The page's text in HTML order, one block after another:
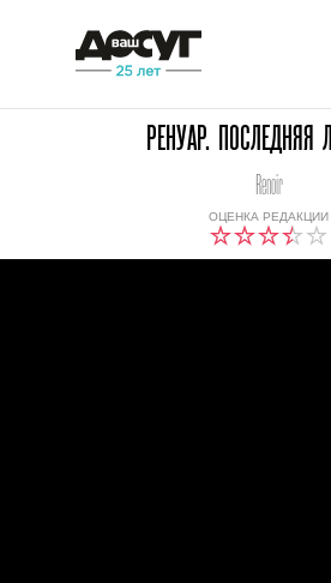
РЕНУАР. ПОСЛЕДНЯЯ
ОЦЕНКА РЕДАКЦИИ
Renoir